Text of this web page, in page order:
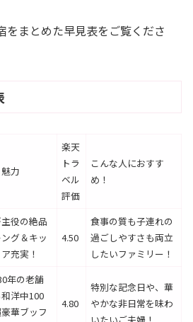
をまとめた早見表をご覧くださ
力
楽天
トラ
ベル
評価
こんな人におすす
め！
役の絶品
グ＆キッ
充実！
4.50
食事の質も子連れの
過ごしやすさも両立
したいファミリー！
年の老舗
洋中100
華ブッフ
4.80
特別な記念日や、華
やかな非日常を味わ